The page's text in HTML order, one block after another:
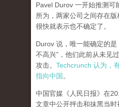
Pavel Durov 一开始推测可
所为，两家公司之间存在
很快就表示也不确定了。
Durov 说，唯一能确定的是
不高兴”，他们此前从未见
攻击。 Techcrunch 认为，
指向中国 。
中国官媒《人民日报》在
文章中公开抨击和抹黑当